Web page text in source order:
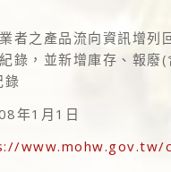
者之產品流向資訊增列
錄，並新增庫存、報廢(
錄
年1月1日
www.mohw.gov.tw/